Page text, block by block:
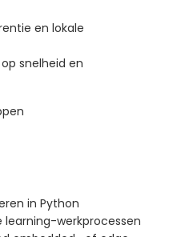
en lokale
snelheid en
in Python
learning-werkprocessen